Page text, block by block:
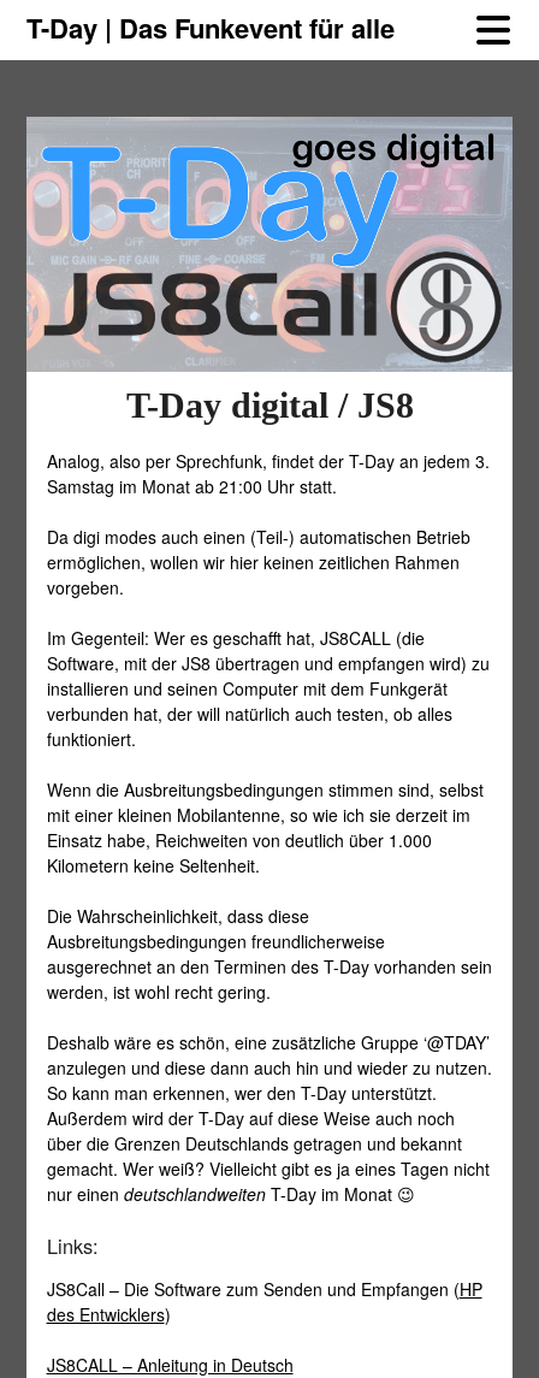
Skip
SkipT-Day | Das Funkevent für alle
T-Day digital / JS8
Analog, also per Sprechfunk, findet der T-Day an jedem 3.
Samstag im Monat ab 21:00 Uhr statt.
Da digi modes auch einen (Teil-) automatischen Betrieb
ermöglichen, wollen wir hier keinen zeitlichen Rahmen
vorgeben.
Im Gegenteil: Wer es geschafft hat, JS8CALL (die
Software, mit der JS8 übertragen und empfangen wird) zu
installieren und seinen Computer mit dem Funkgerät
verbunden hat, der will natürlich auch testen, ob alles
funktioniert.
Wenn die Ausbreitungsbedingungen stimmen sind, selbst
mit einer kleinen Mobilantenne, so wie ich sie derzeit im
Einsatz habe, Reichweiten von deutlich über 1.000
Kilometern keine Seltenheit.
Die Wahrscheinlichkeit, dass diese
Ausbreitungsbedingungen freundlicherweise
ausgerechnet an den Terminen des T-Day vorhanden sein
werden, ist wohl recht gering.
Deshalb wäre es schön, eine zusätzliche Gruppe ‘@TDAY’
anzulegen und diese dann auch hin und wieder zu nutzen.
So kann man erkennen, wer den T-Day unterstützt.
Außerdem wird der T-Day auf diese Weise auch noch
über die Grenzen Deutschlands getragen und bekannt
gemacht. Wer weiß? Vielleicht gibt es ja eines Tagen nicht
nur einen deutschlandweitenT-Day im Monat 😉
Links:
JS8Call – Die Software zum Senden und Empfangen (HP
des Entwicklers)
JS8CALL – Anleitung in Deutsch